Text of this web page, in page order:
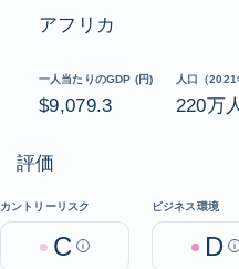
アフリカ
一人当たりのGDP (円)
$9,079.3
人口（2021
220万
評価
カントリーリスク
C Help
ビジネス環境
D